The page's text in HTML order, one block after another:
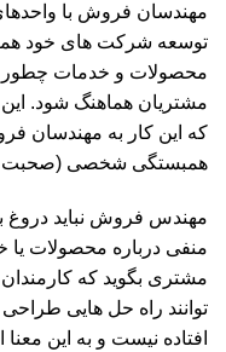
مهندسان فروش با
توسعه شرکت های خود
محصولات و خدمات چطور
مشتریان هماهنگ شود.
که این کار به مهندسان
همبستگی شخصی (صحبت
مهندس فروش نباید دروغ
منفی درباره محصولات یا
مشتری بگوید که
توانند راه حل هایی طراحی
افتاده نیست و به این